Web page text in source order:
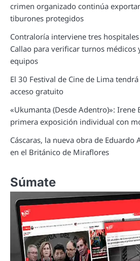
crimen organizado continúa
tiburones protegidos
Contraloría interviene tres
Callao para verificar turnos médicos
equipos
El 30 Festival de Cine de Lima
acceso gratuito
«Ukumanta (Desde Adentro)»: Irene
primera exposición individual con
Cáscaras, la nueva obra de Eduardo
en el Británico de Miraflores
Súmate